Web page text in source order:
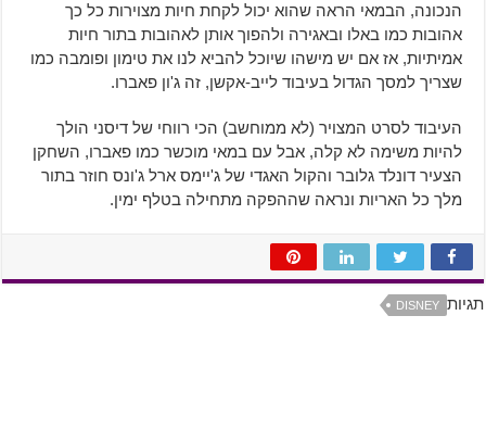
הנכונה, הבמאי הראה שהוא יכול לקחת חיות מצוירות כל כך
אהובות כמו באלו ובאגירה ולהפוך אותן לאהובות בתור חיות
אמיתיות, אז אם יש מישהו שיוכל להביא לנו את טימון ופומבה כמו
שצריך למסך הגדול בעיבוד לייב-אקשן, זה ג'ון פאברו.
העיבוד לסרט המצויר (לא ממוחשב) הכי רווחי של דיסני הולך
להיות משימה לא קלה, אבל עם במאי מוכשר כמו פאברו, השחקן
הצעיר דונלד גלובר והקול האגדי של ג'יימס ארל ג'ונס חוזר בתור
מלך כל האריות ונראה שההפקה מתחילה בטלף ימין.
תגיות DISNEY